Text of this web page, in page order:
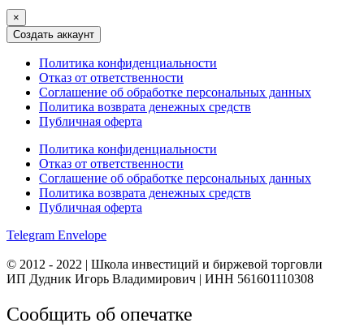
×
Политика конфиденциальности
Отказ от ответственности
Соглашение об обработке персональных данных
Политика возврата денежных средств
Публичная оферта
Политика конфиденциальности
Отказ от ответственности
Соглашение об обработке персональных данных
Политика возврата денежных средств
Публичная оферта
Telegram Envelope
© 2012 - 2022 | Школа инвестиций и биржевой торговли
ИП Дудник Игорь Владимирович | ИНН 561601110308
Сообщить об опечатке